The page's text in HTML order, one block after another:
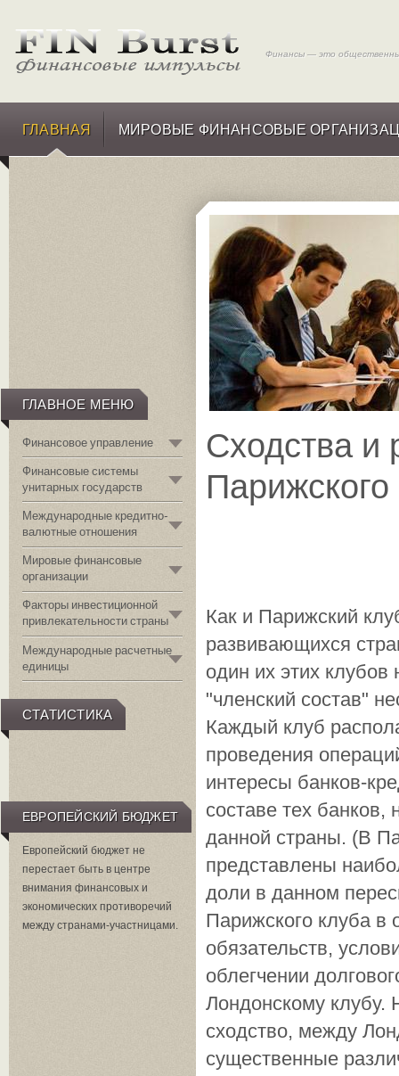
Финансы — это
ГЛАВНАЯ МИРОВЫЕ ФИНАНСОВЫЕ
ГЛАВНОЕ МЕНЮ
Финансовое управление
Финансовые системы
унитарных государств
Международные кредитно-
валютные отношения
Мировые финансовые
организации
Факторы инвестиционной
привлекательности страны
Международные расчетные
единицы
СТАТИСТИКА
ЕВРОПЕЙСКИЙ БЮДЖЕТ
Европейский бюджет не
перестает быть в центре
внимания финансовых и
экономических противоречий
между странами-участницами.
Сходства и
Как и Парижский
развивающихся
один их этих
"членский состав"
Каждый клуб
проведения
интересы банков-
составе тех банков,
данной страны. (В
представлены
доли в данном
Парижского клуба в
обязательств,
облегчении
Лондонскому клубу.
сходство, между
существенные